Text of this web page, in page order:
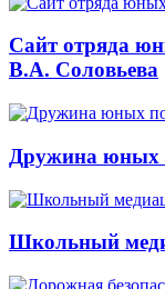
Сайт отряда
В.А. Соловьева
Дружина
Школьный